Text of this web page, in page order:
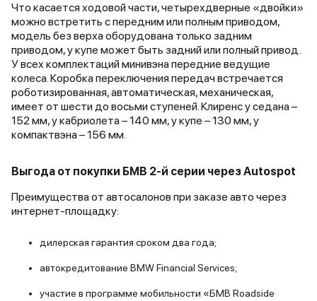
самым получить более
вместительный багажник. Ну
вроде бы, это все, что хотел
написать.
Что касается ходовой части, четырехдверные «двойки»
можно встретить с передним или полным приводом,
модель без верха оборудована только задним
приводом, у купе может быть задний или полный привод.
У всех комплектаций минивэна передние ведущие
колеса. Коробка переключения передач встречается
роботизированная, автоматическая, механическая,
имеет от шести до восьми ступеней. Клиренс у седана –
152 мм, у кабриолета – 140 мм, у купе – 130 мм, у
компактвэна – 156 мм.
Выгода от покупки БМВ 2-й серии через Autospot
Преимущества от автосалонов при заказе авто через
интернет-площадку:
дилерская гарантия сроком два года;
автокредитование BMW Financial Services;
участие в программе мобильности «БМВ Roadside